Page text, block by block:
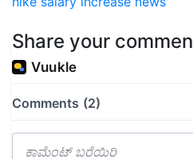
Share your